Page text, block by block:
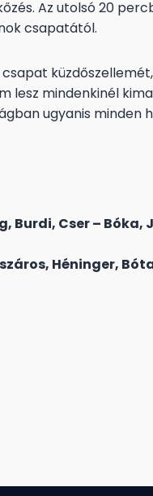
Az utolsó 20
csapatától.
lesz mindenkinél
ugyanis minden
Burdi, Cser – Bóka,
Héninger,